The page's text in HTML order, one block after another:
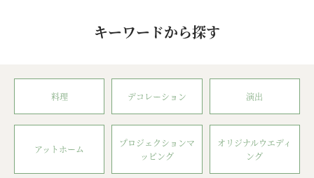
キーワードから探す
料理 デコレーション 演出
アットホーム
プロジェクションマ
ッピング
オリジナルウエディ
ング